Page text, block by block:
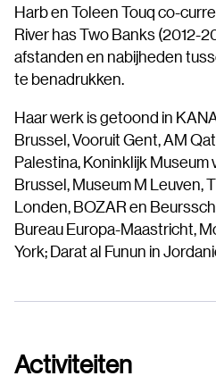
Harb en Toleen Touq co-
River has Two Banks (2012-
afstanden en nabijheden
te benadrukken.
Haar werk is getoond in
Brussel, Vooruit Gent, AM
Palestina, Koninklijk
Brussel, Museum M Leuven,
Londen, BOZAR en
Bureau Europa-Maastricht,
York; Darat al Funun in
Activiteiten